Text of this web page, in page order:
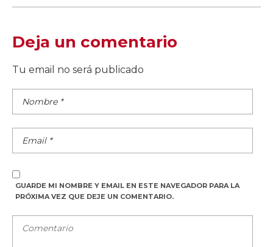
Deja un comentario
Tu email no será publicado
GUARDE MI NOMBRE Y EMAIL EN ESTE NAVEGADOR PARA LA
PRÓXIMA VEZ QUE DEJE UN COMENTARIO.